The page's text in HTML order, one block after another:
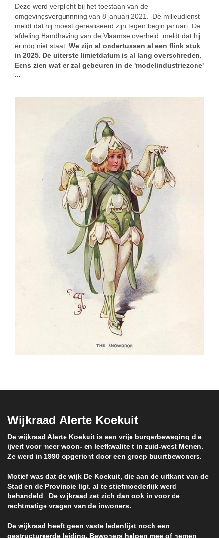
Deze werd verplicht bij het toestaan van de
omgevingsvergunnning van 8 januari 2021. De milieudienst
meldt dat hij moest gerealiseerd zijn tegen begin januari. De
afdeling Handhaving van de Vlaamse overheid meldt dat hij
er nog niet staat. We zijn al ondertussen al een flink stuk
in 2025. De uiterste limietdatum is al lang overschreden.
Eens zien wat er zal gebeuren in de 'modelindustriezone'
...
Wijkraad Alerte Koekuit
De wijkraad Alerte Koekuit is een vrije burgerbeweging die
ijvert voor meer woon- en leefkwaliteit in zuid-west Menen.
Ze werd in 1990 opgericht door een groep buurtbewoners.
Motief was dat de wijk De Koekuit, die aan de uitkant van de
Stad en de Provincie ligt, al te stiefmoederlijk werd
behandeld. De wijkraad zet zich dan ook in voor de
rechtmatige vragen van de inwoners.
De wijkraad heeft geen vaste ledenlijst noch een
gestructureerde leiding. Bewoners helpen mee of nemen